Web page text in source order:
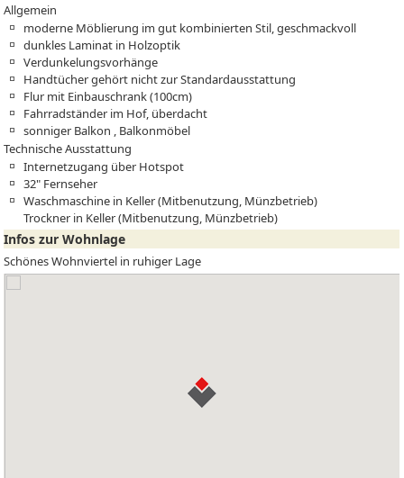
Allgemein
moderne Möblierung im gut kombinierten Stil, geschmackvoll
dunkles Laminat in Holzoptik
Verdunkelungsvorhänge
Handtücher gehört nicht zur Standardausstattung
Flur mit Einbauschrank (100cm)
Fahrradständer im Hof, überdacht
sonniger Balkon , Balkonmöbel
Technische Ausstattung
Internetzugang über Hotspot
32" Fernseher
Waschmaschine in Keller (Mitbenutzung, Münzbetrieb)
Trockner in Keller (Mitbenutzung, Münzbetrieb)
Infos zur Wohnlage
Schönes Wohnviertel in ruhiger Lage